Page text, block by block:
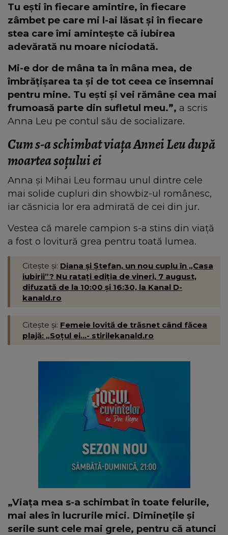
Tu ești în fiecare amintire, în fiecare
zâmbet pe care mi l-ai lăsat și în fiecare
stea care îmi amintește că iubirea
adevărată nu moare niciodată.
Mi-e dor de mâna ta în mâna mea, de
îmbrățișarea ta și de tot ceea ce însemnai
pentru mine. Tu ești și vei rămâne cea mai
frumoasă parte din sufletul meu.”, a scris
Anna Leu pe contul său de socializare.
Cum s-a schimbat viața Annei Leu după
moartea soțului ei
Anna și Mihai Leu formau unul dintre cele
mai solide cupluri din showbiz-ul românesc,
iar căsnicia lor era admirată de cei din jur.
Vestea că marele campion s-a stins din viață
a fost o lovitură grea pentru toată lumea.
Citește și: Diana și Ștefan, un nou cuplu în „Casa
iubirii”? Nu ratați ediția de vineri, 7 august,
difuzată de la 10:00 și 16:30, la Kanal D-
kanald.ro
Citește și: Femeie lovită de trăsnet când făcea
plajă: „Soțul ei...- stirilekanald.ro
„Viața mea s-a schimbat în toate felurile,
mai ales în lucrurile mici. Diminețile și
serile sunt cele mai grele, pentru că atunci